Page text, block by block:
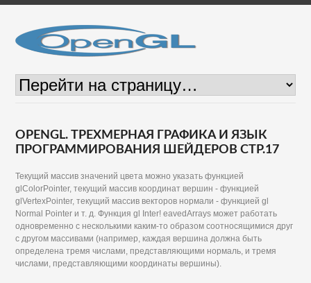
OPENGL. ТРЕХМЕРНАЯ ГРАФИКА И ЯЗЫК
ПРОГРАММИРОВАНИЯ ШЕЙДЕРОВ СТР.17
Текущий массив значений цвета можно указать функцией
glColorPointer, текущий массив координат вершин - функцией
glVertexPointer, текущий массив векторов нормали - функцией gl
Normal Pointer и т. д. Функция gl Inter! eavedArrays может работать
одновременно с несколькими каким-то образом соотносящимися друг
с другом массивами (например, каждая вершина должна быть
определена тремя числами, представляющими нормаль, и тремя
числами, представляющими координаты вершины).